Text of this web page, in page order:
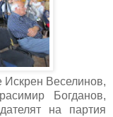
Искрен Веселинов,
Богданов,
на партия